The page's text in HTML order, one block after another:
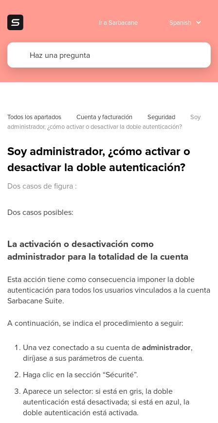
Ir a Sarbacane
Todos los apartados Cuenta y facturación Seguridad
Soy
administrador, ¿cómo activar o desactivar la doble autenticación?
Soy administrador, ¿cómo activar o
desactivar la doble autenticación?
Dos casos de figura :
Dos casos posibles:
La activación o desactivación como
administrador para la totalidad de la cuenta
Esta acción tiene como consecuencia imponer la doble
autenticación para todos los usuarios vinculados a la cuenta
Sarbacane Suite.
A continuación, se indica el procedimiento a seguir:
Una vez conectado a su cuenta deadministrador,
diríjase a sus parámetros de cuenta.
Haga clic en la sección “Sécurité”.
Aparece un selector: si está en gris, la doble
autenticación está desactivada; si está en azul, la
doble autenticación está activada.